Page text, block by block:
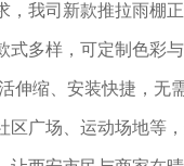
，我司新款推拉雨棚
多样，可定制色彩
伸缩、安装快捷，
区广场、运动场地等